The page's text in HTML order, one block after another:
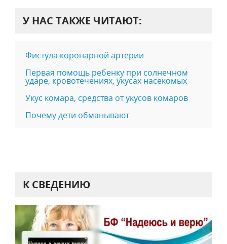
У НАС ТАКЖЕ ЧИТАЮТ:
Фистула коронарной артерии
Первая помощь ребенку при солнечном
ударе, кровотечениях, укусах насекомых
Укус комара, средства от укусов комаров
Почему дети обманывают
К СВЕДЕНИЮ